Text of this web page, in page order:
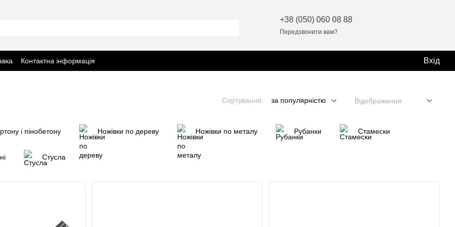
+38 (050) 060 08 88
Передзвонити вам?
Контактна інформація Вхід
Сортування: за популярністю Відображення:
і пінобетону Ножівки по дереву Ножівки по металу Рубанки Стамески
Стусла